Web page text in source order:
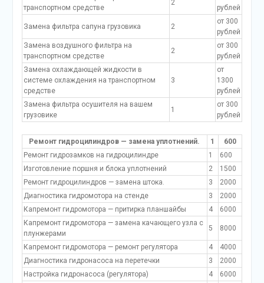
транспортном средстве
2
рублей
Замена фильтра сапуна грузовика 2
от 300
рублей
Замена воздушного фильтра на
транспортном средстве
2
от 300
рублей
Замена охлаждающей жидкости в
системе охлаждения на транспортном
средстве
3
от
1300
рублей
Замена фильтра осушителя на вашем
грузовике
1
от 300
рублей
Ремонт гидроцилиндров — замена уплотнений. 1
600
Ремонт гидрозамков на гидроцилиндре
1
600
Изготовление поршня и блока уплотнений
2
1500
Ремонт гидроцилиндров — замена штока.
3
2000
Диагностика гидромотора на стенде
3
2000
Капремонт гидромотора — притирка планшайбы
4
6000
Капремонт гидромотора — замена качающего узла с
плунжерами
5 8000
Капремонт гидромотора — ремонт регулятора 4
4000
Диагностика гидронасоса на перетечки
3
2000
Настройка гидронасоса (регулятора)
4
6000